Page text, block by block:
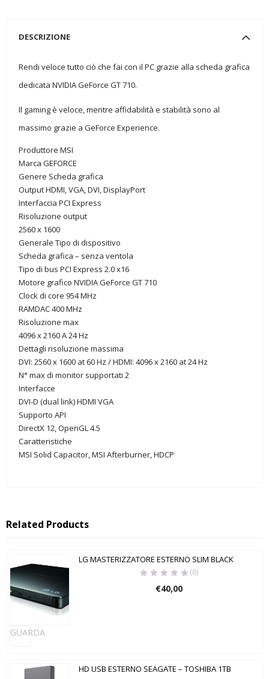
DESCRIZIONE
Rendi veloce tutto ciò che fai con il PC grazie alla scheda grafica
dedicata NVIDIA GeForce GT 710.
Il gaming è veloce, mentre affidabilità e stabilità sono al
massimo grazie a GeForce Experience.
Produttore MSI
Marca GEFORCE
Genere Scheda grafica
Output HDMI, VGA, DVI, DisplayPort
Interfaccia PCI Express
Risoluzione output
2560 x 1600
Generale Tipo di dispositivo
Scheda grafica – senza ventola
Tipo di bus PCI Express 2.0 x16
Motore grafico NVIDIA GeForce GT 710
Clock di core 954 MHz
RAMDAC 400 MHz
Risoluzione max
4096 x 2160 A 24 Hz
Dettagli risoluzione massima
DVI: 2560 x 1600 at 60 Hz / HDMI: 4096 x 2160 at 24 Hz
N° max di monitor supportati 2
Interfacce
DVI-D (dual link) HDMI VGA
Supporto API
DirectX 12, OpenGL 4.5
Caratteristiche
MSI Solid Capacitor, MSI Afterburner, HDCP
Related Products
GUARDA
LG MASTERIZZATORE ESTERNO SLIM BLACK
(0)
€40,00
HD USB ESTERNO SEAGATE – TOSHIBA 1TB